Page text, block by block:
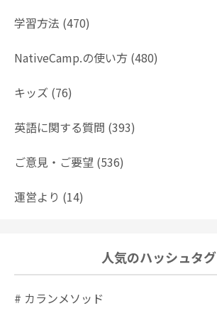
学習方法 (470)
NativeCamp.の使い方 (480)
キッズ (76)
英語に関する質問 (393)
ご意見・ご要望 (536)
運営より (14)
人気のハッシュタグ
# カランメソッド